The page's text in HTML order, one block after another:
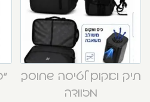
תיק ואקום לטיסה שחוסך
מזוודה